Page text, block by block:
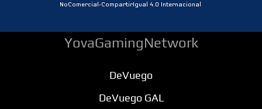
NoComercial-CompartirIgual 4.0 Internacional
YovaGamingNetwork
DeVuego
DeVuego GAL